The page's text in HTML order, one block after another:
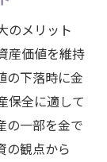
のメリット
産価値を維持
の下落時に金
保全に適して
の一部を金で
の観点から